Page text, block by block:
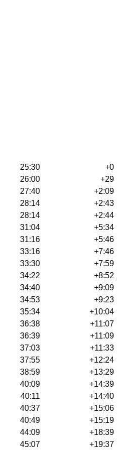
25:30
+0
26:00
+29
27:40
+2:09
28:14
+2:43
28:14
+2:44
31:04
+5:34
31:16
+5:46
33:16
+7:46
33:30
+7:59
34:22
+8:52
34:40
+9:09
34:53
+9:23
35:34
+10:04
36:38
+11:07
36:39
+11:09
37:03
+11:33
37:55
+12:24
38:59
+13:29
40:09
+14:39
40:11
+14:40
40:37
+15:06
40:49
+15:19
44:09
+18:39
45:07 +19:37